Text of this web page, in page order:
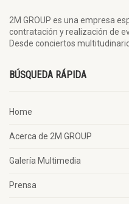
2M GROUP es una empresa
contratación y realización de
Desde conciertos
BÚSQUEDA RÁPIDA
Home
Acerca de 2M GROUP
Galería Multimedia
Prensa